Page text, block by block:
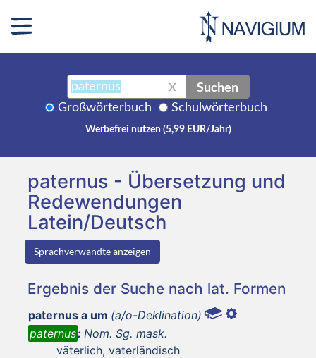
X Suchen
Großwörterbuch Schulwörterbuch
Werbefrei nutzen (5,99 EUR/Jahr)
paternus - Übersetzung und
Redewendungen
Latein/Deutsch
Sprachverwandte anzeigen
Ergebnis der Suche nach lat. Formen
paternus a um (a/o-Deklination)
paternus: Nom. Sg. mask.
väterlich, vaterländisch